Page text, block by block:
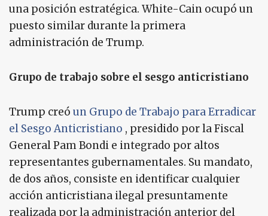
una posición estratégica. White-Cain ocupó un
puesto similar durante la primera
administración de Trump.
Grupo de trabajo sobre el sesgo anticristiano
Trump creó un Grupo de Trabajo para Erradicar
el Sesgo Anticristiano , presidido por la Fiscal
General Pam Bondi e integrado por altos
representantes gubernamentales. Su mandato,
de dos años, consiste en identificar cualquier
acción anticristiana ilegal presuntamente
realizada por la administración anterior del